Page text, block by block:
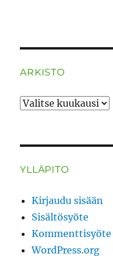
ARKISTO
ARKISTO
YLLÄPITO
Kirjaudu sisään
Sisältösyöte
Kommenttisyöte
WordPress.org